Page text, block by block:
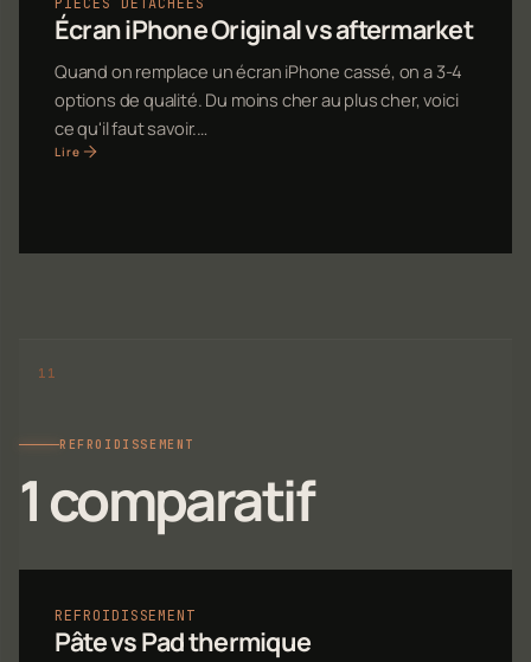
PIÈCES DÉTACHÉES
Écran iPhone Original vs aftermarket
Quand on remplace un écran iPhone cassé, on a 3-4
options de qualité. Du moins cher au plus cher, voici
ce qu'il faut savoir.…
Lire
REFROIDISSEMENT
1 comparatif
REFROIDISSEMENT
Pâte vs Pad thermique